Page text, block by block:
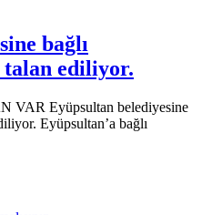
bağlı
ediliyor.
Eyüpsultan belediyesine
Eyüpsultan’a bağlı